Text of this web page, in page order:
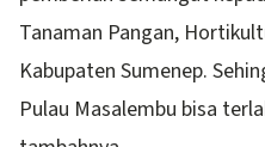
Tanaman Pangan,
Kabupaten Sumenep.
Pulau Masalembu bisa